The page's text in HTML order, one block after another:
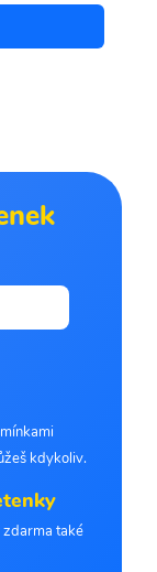
kdykoliv.
také